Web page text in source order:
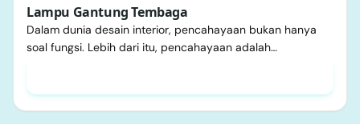
Lampu Gantung Tembaga
Dalam dunia desain interior, pencahayaan bukan hanya
soal fungsi. Lebih dari itu, pencahayaan adalah…